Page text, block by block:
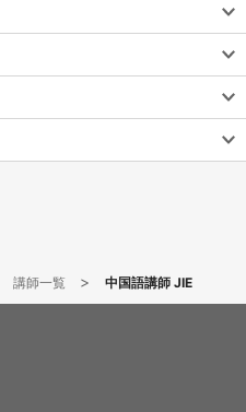
講師一覧 中国語講師 JIE